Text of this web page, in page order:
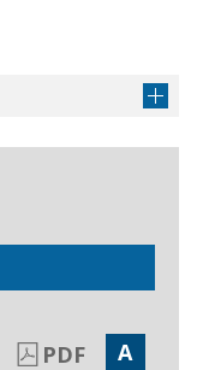
PDF A